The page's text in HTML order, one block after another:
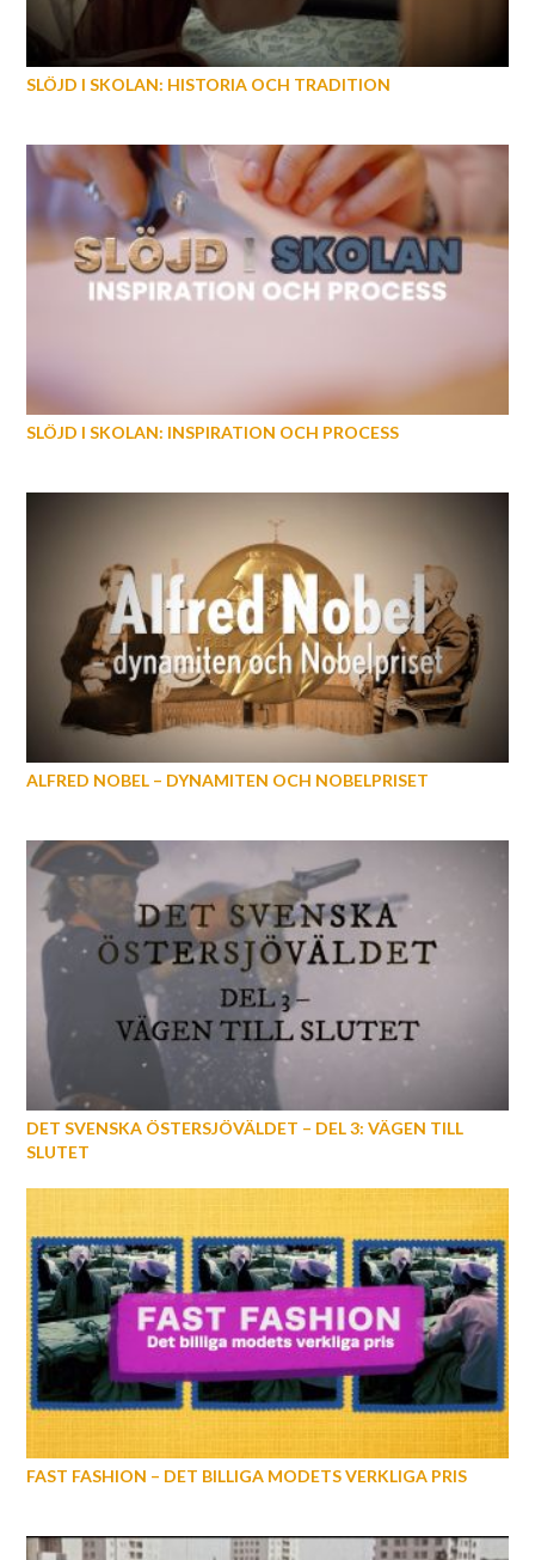
SLÖJD I SKOLAN: HISTORIA OCH TRADITION
SLÖJD I SKOLAN: INSPIRATION OCH PROCESS
ALFRED NOBEL – DYNAMITEN OCH NOBELPRISET
DET SVENSKA ÖSTERSJÖVÄLDET – DEL 3: VÄGEN TILL
SLUTET
FAST FASHION – DET BILLIGA MODETS VERKLIGA PRIS